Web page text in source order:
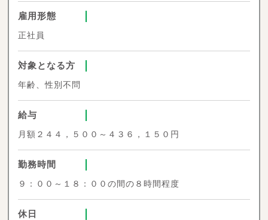
雇用形態
正社員
対象となる方
年齢、性別不問
給与
月額２４４，５００～４３６，１５０円
勤務時間
９：００～１８：００の間の８時間程度
休日